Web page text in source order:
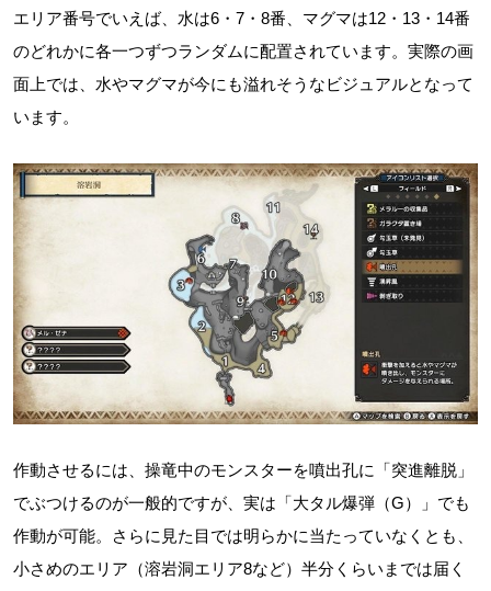
エリア番号でいえば、水は6・7・8番、マグマは12・13・14番
のどれかに各一つずつランダムに配置されています。実際の画
面上では、水やマグマが今にも溢れそうなビジュアルとなって
います。
作動させるには、操竜中のモンスターを噴出孔に「突進離脱」
でぶつけるのが一般的ですが、実は「大タル爆弾（G）」でも
作動が可能。さらに見た目では明らかに当たっていなくとも、
小さめのエリア（溶岩洞エリア8など）半分くらいまでは届く